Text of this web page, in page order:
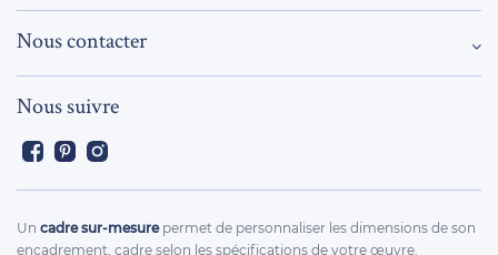
Nous contacter
Nous suivre
FacebookPinterest
Un cadre sur-mesurepermet de personnaliser les dimensions de son
encadrement, cadre selon les spécifications de votre œuvre.